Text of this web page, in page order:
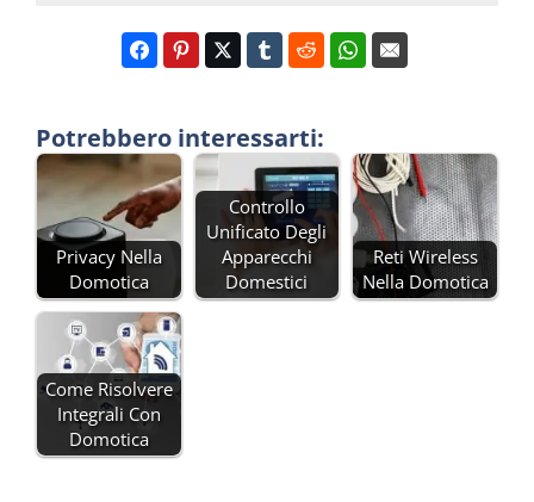
Potrebbero interessarti:
Privacy Nella
Domotica
Controllo
Unificato Degli
Apparecchi
Domestici
Reti Wireless
Nella Domotica
Come Risolvere
Integrali Con
Domotica